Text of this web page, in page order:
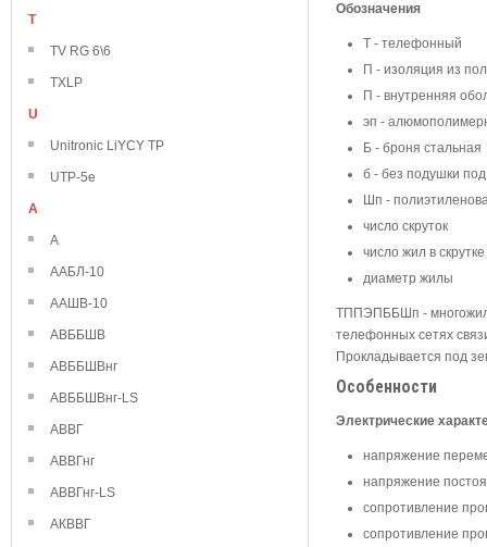
T
TV RG 6\6
TXLP
U
Unitronic LiYCY TP
UTP-5e
А
А
ААБЛ-10
ААШВ-10
АВББШВ
АВББШВнг
АВББШВнг-LS
АВВГ
АВВГнг
АВВГнг-LS
АКВВГ
Обозначения
Т - телефонный
П - изоляция из
П - внутренняя
эп -
Б - броня стальная
б - без подушки
Шп -
число скруток
число жил в скрутке
диаметр жилы
ТППЭПББШп -
телефонных сетях
Прокладывается под
Особенности
Электрические
напряжение
напряжение
сопротивление
сопротивление